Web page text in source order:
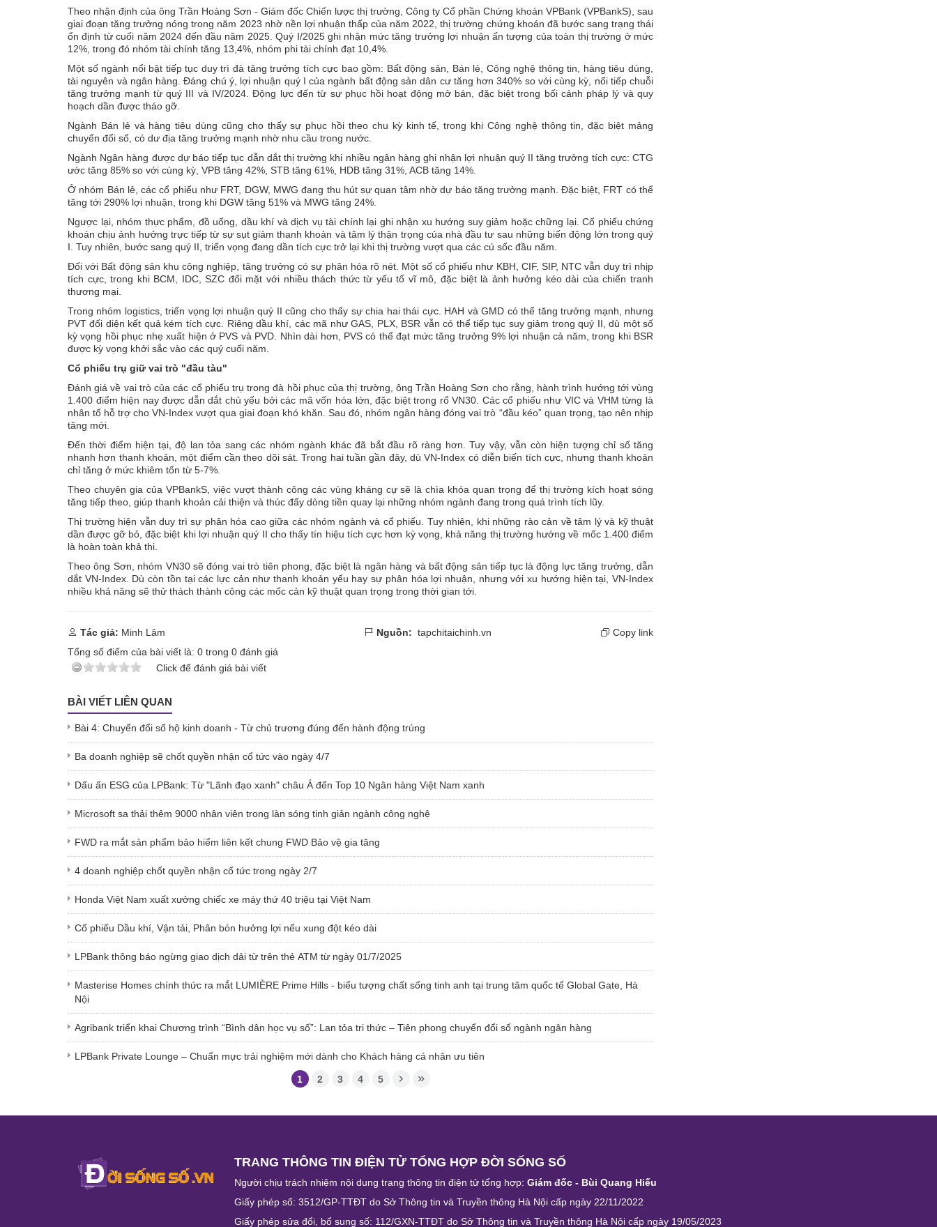
Theo nhận định của ông Trần Hoàng Sơn - Giám đốc Chiến lược thị trường, Công ty Cổ phần Chứng khoán VPBank (VPBankS), sau
giai đoạn tăng trưởng nóng trong năm 2023 nhờ nền lợi nhuận thấp của năm 2022, thị trường chứng khoán đã bước sang trạng thái
ổn định từ cuối năm 2024 đến đầu năm 2025. Quý I/2025 ghi nhận mức tăng trưởng lợi nhuận ấn tượng của toàn thị trường ở mức
12%, trong đó nhóm tài chính tăng 13,4%, nhóm phi tài chính đạt 10,4%.
Một số ngành nổi bật tiếp tục duy trì đà tăng trưởng tích cực bao gồm: Bất động sản, Bán lẻ, Công nghệ thông tin, hàng tiêu dùng,
tài nguyên và ngân hàng. Đáng chú ý, lợi nhuận quý I của ngành bất động sản dân cư tăng hơn 340% so với cùng kỳ, nối tiếp chuỗi
tăng trưởng mạnh từ quý III và IV/2024. Động lực đến từ sự phục hồi hoạt động mở bán, đặc biệt trong bối cảnh pháp lý và quy
hoạch dần được tháo gỡ.
Ngành Bán lẻ và hàng tiêu dùng cũng cho thấy sự phục hồi theo chu kỳ kinh tế, trong khi Công nghệ thông tin, đặc biệt mảng
chuyển đổi số, có dư địa tăng trưởng mạnh nhờ nhu cầu trong nước.
Ngành Ngân hàng được dự báo tiếp tục dẫn dắt thị trường khi nhiều ngân hàng ghi nhận lợi nhuận quý II tăng trưởng tích cực: CTG
ước tăng 85% so với cùng kỳ, VPB tăng 42%, STB tăng 61%, HDB tăng 31%, ACB tăng 14%.
Ở nhóm Bán lẻ, các cổ phiếu như FRT, DGW, MWG đang thu hút sự quan tâm nhờ dự báo tăng trưởng mạnh. Đặc biệt, FRT có thể
tăng tới 290% lợi nhuận, trong khi DGW tăng 51% và MWG tăng 24%.
Ngược lại, nhóm thực phẩm, đồ uống, dầu khí và dịch vụ tài chính lại ghi nhận xu hướng suy giảm hoặc chững lại. Cổ phiếu chứng
khoán chịu ảnh hưởng trực tiếp từ sự sụt giảm thanh khoản và tâm lý thận trọng của nhà đầu tư sau những biến động lớn trong quý
I. Tuy nhiên, bước sang quý II, triển vọng đang dần tích cực trở lại khi thị trường vượt qua các cú sốc đầu năm.
Đối với Bất động sản khu công nghiệp, tăng trưởng có sự phân hóa rõ nét. Một số cổ phiếu như KBH, CIF, SIP, NTC vẫn duy trì nhịp
tích cực, trong khi BCM, IDC, SZC đối mặt với nhiều thách thức từ yếu tố vĩ mô, đặc biệt là ảnh hưởng kéo dài của chiến tranh
thương mại.
Trong nhóm logistics, triển vọng lợi nhuận quý II cũng cho thấy sự chia hai thái cực. HAH và GMD có thể tăng trưởng mạnh, nhưng
PVT đối diện kết quả kém tích cực. Riêng dầu khí, các mã như GAS, PLX, BSR vẫn có thể tiếp tục suy giảm trong quý II, dù một số
kỳ vọng hồi phục nhẹ xuất hiện ở PVS và PVD. Nhìn dài hơn, PVS có thể đạt mức tăng trưởng 9% lợi nhuận cả năm, trong khi BSR
được kỳ vọng khởi sắc vào các quý cuối năm.
Cổ phiếu trụ giữ vai trò "đầu tàu"
Đánh giá về vai trò của các cổ phiếu trụ trong đà hồi phục của thị trường, ông Trần Hoàng Sơn cho rằng, hành trình hướng tới vùng
1.400 điểm hiện nay được dẫn dắt chủ yếu bởi các mã vốn hóa lớn, đặc biệt trong rổ VN30. Các cổ phiếu như VIC và VHM từng là
nhân tố hỗ trợ cho VN-Index vượt qua giai đoạn khó khăn. Sau đó, nhóm ngân hàng đóng vai trò “đầu kéo” quan trọng, tạo nên nhịp
tăng mới.
Đến thời điểm hiện tại, độ lan tỏa sang các nhóm ngành khác đã bắt đầu rõ ràng hơn. Tuy vậy, vẫn còn hiện tượng chỉ số tăng
nhanh hơn thanh khoản, một điểm cần theo dõi sát. Trong hai tuần gần đây, dù VN-Index có diễn biến tích cực, nhưng thanh khoản
chỉ tăng ở mức khiêm tốn từ 5-7%.
Theo chuyên gia của VPBankS, việc vượt thành công các vùng kháng cự sẽ là chìa khóa quan trọng để thị trường kích hoạt sóng
tăng tiếp theo, giúp thanh khoản cải thiện và thúc đẩy dòng tiền quay lại những nhóm ngành đang trong quá trình tích lũy.
Thị trường hiện vẫn duy trì sự phân hóa cao giữa các nhóm ngành và cổ phiếu. Tuy nhiên, khi những rào cản về tâm lý và kỹ thuật
dần được gỡ bỏ, đặc biệt khi lợi nhuận quý II cho thấy tín hiệu tích cực hơn kỳ vọng, khả năng thị trường hướng về mốc 1.400 điểm
là hoàn toàn khả thi.
Theo ông Sơn, nhóm VN30 sẽ đóng vai trò tiên phong, đặc biệt là ngân hàng và bất động sản tiếp tục là động lực tăng trưởng, dẫn
dắt VN-Index. Dù còn tồn tại các lực cản như thanh khoản yếu hay sự phân hóa lợi nhuận, nhưng với xu hướng hiện tại, VN-Index
nhiều khả năng sẽ thử thách thành công các mốc cản kỹ thuật quan trọng trong thời gian tới.
Tác giả: Minh Lâm Nguồn: tapchitaichinh.vn
Copy link
Tổng số điểm của bài viết là: 0 trong 0 đánh giá
Click để đánh giá bài viết
BÀI VIẾT LIÊN QUAN
Bài 4: Chuyển đổi số hộ kinh doanh - Từ chủ trương đúng đến hành động trúng
Ba doanh nghiệp sẽ chốt quyền nhận cổ tức vào ngày 4/7
Dấu ấn ESG của LPBank: Từ "Lãnh đạo xanh" châu Á đến Top 10 Ngân hàng Việt Nam xanh
Microsoft sa thải thêm 9000 nhân viên trong làn sóng tinh giản ngành công nghệ
FWD ra mắt sản phẩm bảo hiểm liên kết chung FWD Bảo vệ gia tăng
4 doanh nghiệp chốt quyền nhận cổ tức trong ngày 2/7
Honda Việt Nam xuất xưởng chiếc xe máy thứ 40 triệu tại Việt Nam
Cổ phiếu Dầu khí, Vận tải, Phân bón hưởng lợi nếu xung đột kéo dài
LPBank thông báo ngừng giao dịch dải từ trên thẻ ATM từ ngày 01/7/2025
Masterise Homes chính thức ra mắt LUMIÈRE Prime Hills - biểu tượng chất sống tinh anh tại trung tâm quốc tế Global Gate, Hà
Nội
Agribank triển khai Chương trình “Bình dân học vụ số”: Lan tỏa tri thức – Tiên phong chuyển đổi số ngành ngân hàng
LPBank Private Lounge – Chuẩn mực trải nghiệm mới dành cho Khách hàng cá nhân ưu tiên
1 2 3 4 5
TRANG THÔNG TIN ĐIỆN TỬ TỔNG HỢP ĐỜI SỐNG SỐ
Người chịu trách nhiệm nội dung trang thông tin điện tử tổng hợp: Giám đốc - Bùi Quang Hiếu
Giấy phép số: 3512/GP-TTĐT do Sở Thông tin và Truyền thông Hà Nội cấp ngày 22/11/2022
Giấy phép sửa đổi, bổ sung số: 112/GXN-TTĐT do Sở Thông tin và Truyền thông Hà Nội cấp ngày 19/05/2023